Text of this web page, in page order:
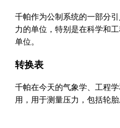
千帕作为公制系统的一部分
力的单位，特别是在科学和
单位。
转换表
千帕在今天的气象学、工程
用，用于测量压力，包括轮